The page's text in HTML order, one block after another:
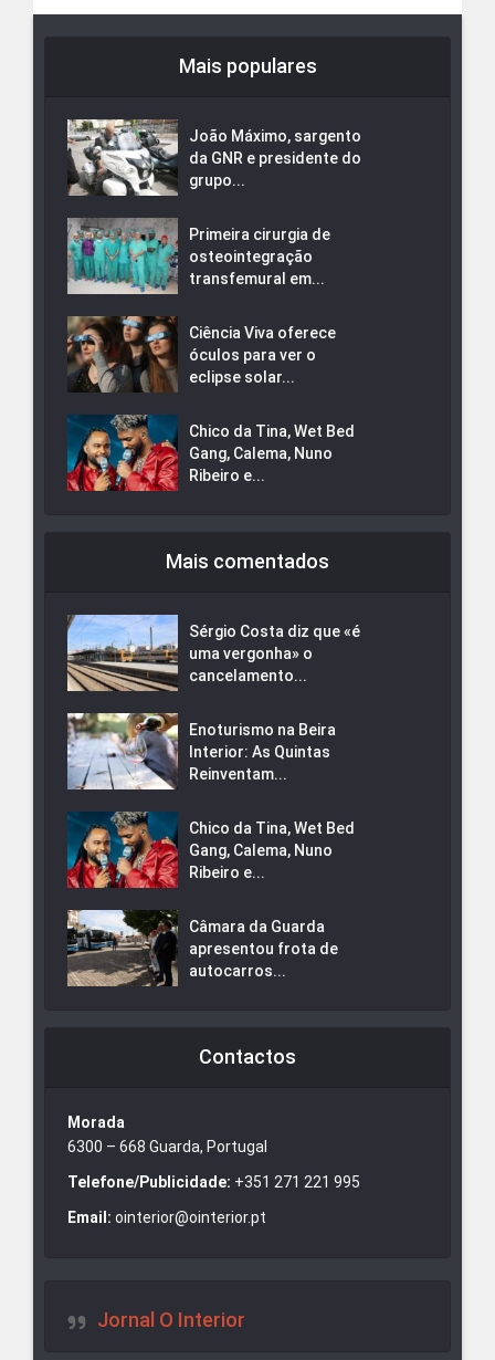
Mais populares
João Máximo, sargento
da GNR e presidente do
grupo...
Primeira cirurgia de
osteointegração
transfemural em...
Ciência Viva oferece
óculos para ver o
eclipse solar...
Chico da Tina, Wet Bed
Gang, Calema, Nuno
Ribeiro e...
Mais comentados
Sérgio Costa diz que «é
uma vergonha» o
cancelamento...
Enoturismo na Beira
Interior: As Quintas
Reinventam...
Chico da Tina, Wet Bed
Gang, Calema, Nuno
Ribeiro e...
Câmara da Guarda
apresentou frota de
autocarros...
Contactos
Morada
6300 – 668 Guarda, Portugal
Telefone/Publicidade: +351 271 221 995
Email: ointerior@ointerior.pt
Jornal O Interior